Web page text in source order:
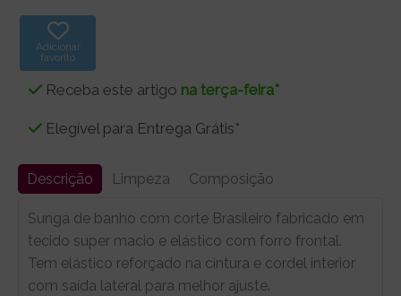
Adicionar
favorito
Receba este artigo na terça-feira*
Elegível para Entrega Grátis*
Descrição Limpeza Composição
Sunga de banho com corte Brasileiro fabricado em
tecido super macio e elástico com forro frontal.
Tem elástico reforçado na cintura e cordel interior
com saída lateral para melhor ajuste.